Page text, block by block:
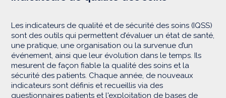
Les indicateurs de qualité et de sécurité des soins (IQSS)
sont des outils qui permettent d’évaluer un état de santé,
une pratique, une organisation ou la survenue d’un
événement, ainsi que leur évolution dans le temps. Ils
mesurent de façon fiable la qualité des soins et la
sécurité des patients. Chaque année, de nouveaux
indicateurs sont définis et recueillis via des
questionnaires patients et l'exploitation de bases de